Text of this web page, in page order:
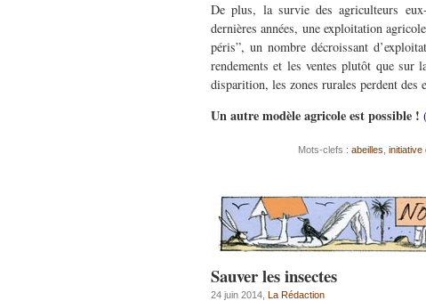
De plus, la survie des agriculteurs
dernières années, une exploitation
péris”, un nombre décroissant
rendements et les ventes plutôt que sur
disparition, les zones rurales perdent
Un autre modèle agricole est possible !
Mots-clefs : abeilles initiative
Sauver les insectes
24 juin 2014, La Rédaction